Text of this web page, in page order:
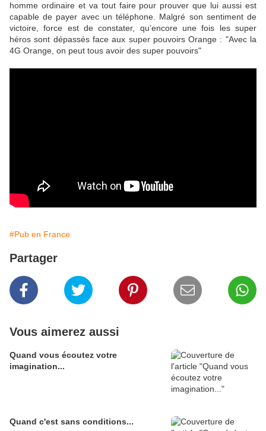
homme ordinaire et va tout faire pour prouver que lui aussi est
capable de payer avec un téléphone. Malgré son sentiment de
victoire, force est de constater, qu’encore une fois les super
héros sont dépassés face aux super pouvoirs Orange : "Avec la
4G Orange, on peut tous avoir des super pouvoirs"
#Pub en France
Partager
Vous aimerez aussi
Quand vous écoutez votre
imagination...
Quand c'est sans conditions...